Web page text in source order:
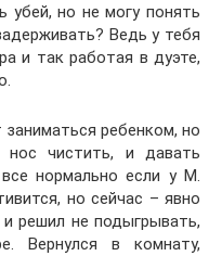
но не могу понять
Ведь у тебя
и так работая в дуэте,
ребенком, но
чистить, и давать
нормально если у М.
но сейчас – явно
решил не подыгрывать,
Вернулся в комнату,